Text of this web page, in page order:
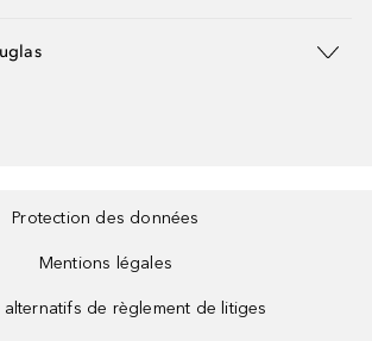
Protection des données
Mentions légales
de règlement de litiges